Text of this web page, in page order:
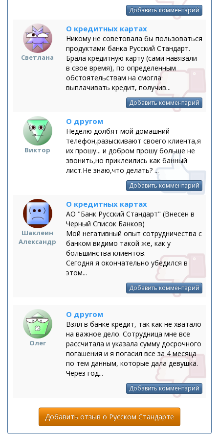
Добавить комментарий
Светлана
О кредитных картах
Никому не советовала бы пользоваться
продуктами банка Русский Стандарт.
Брала кредитную карту (сами навязали
в свое время), по определенным
обстоятельствам на смогла
выплачивать кредит, получив...
Добавить комментарий
Виктор
О другом
Неделю долбят мой домашний
телефон,разыскивают своего клиента,я
их прошу... и добром прошу больше не
звонить,но приклеились как банный
лист.Не знаю,что делать? ...
Добавить комментарий
Шаклеин
Александр
О кредитных картах
АО "Банк Русский Стандарт" (Внесен в
Черный Список Банков)
Мой негативный опыт сотрудничества с
банком видимо такой же, как у
большинства клиентов.
Сегодня я окончательно убедился в
этом...
Добавить комментарий
Олег
О другом
Взял в банке кредит, так как не хватало
на важное дело. Сотрудница мне все
рассчитала и указала сумму досрочного
погашения и я погасил все за 4 месяца
по тем данным, которые дала девушка.
Через год...
Добавить комментарий
Добавить отзыв о Русском Стандарте